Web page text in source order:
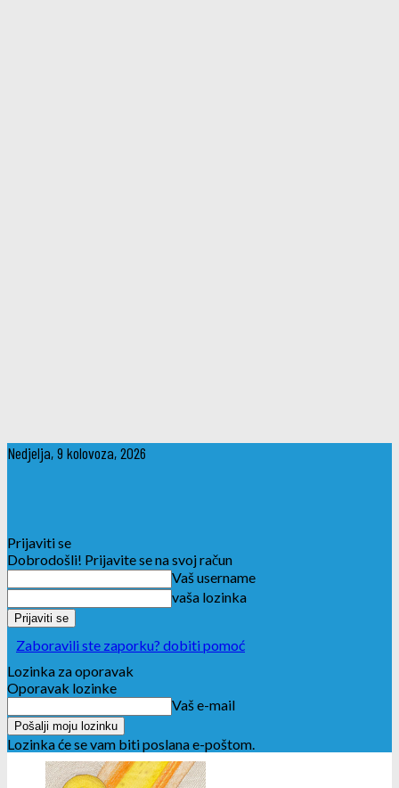
Nedjelja, 9 kolovoza, 2026
Prijaviti se
Dobrodošli! Prijavite se na svoj račun
Vaš username
vaša lozinka
Zaboravili ste zaporku? dobiti pomoć
Lozinka za oporavak
Oporavak lozinke
Vaš e-mail
Lozinka će se vam biti poslana e-poštom.